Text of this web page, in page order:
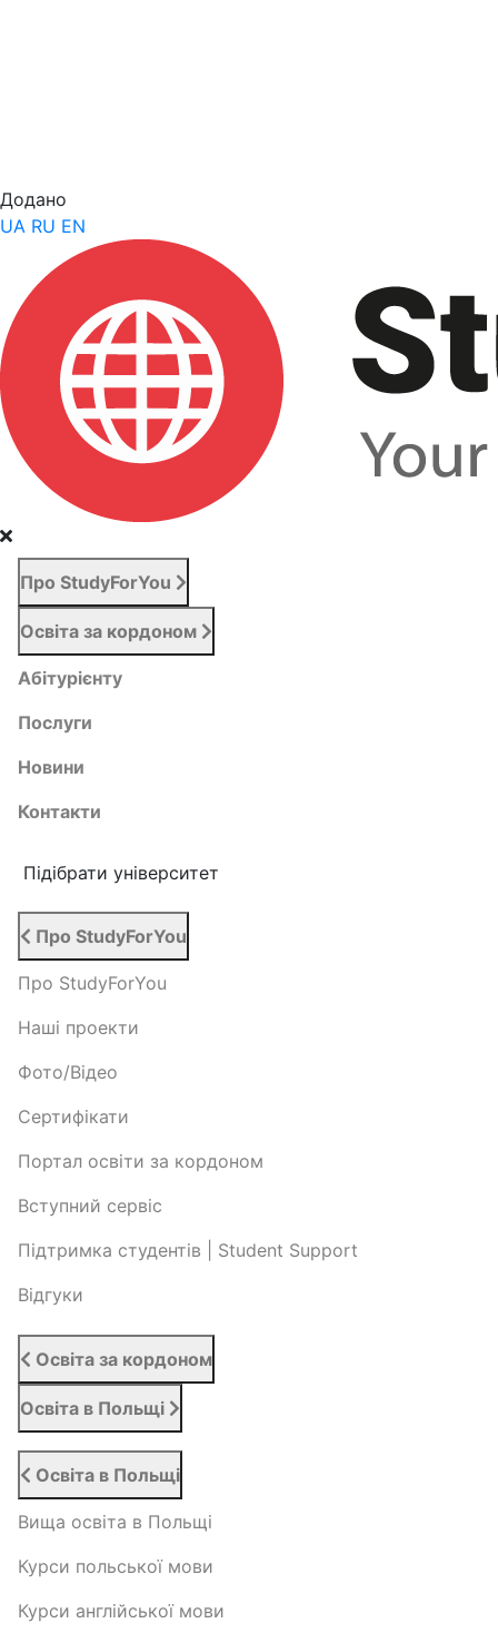
Додано
UA RU EN
Про StudyForYou
Освіта за кордоном
Абітурієнту
Послуги
Новини
Контакти
Підібрати університет
Про StudyForYou
Про StudyForYou
Наші проекти
Фото/Відео
Сертифікати
Портал освіти за кордоном
Вступний сервіс
Підтримка студентів | Student Support
Відгуки
Освіта за кордоном
Освіта в Польщі
Освіта в Польщі
Вища освіта в Польщі
Курси польської мови
Курси англійської мови